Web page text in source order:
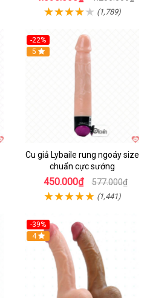
(1,789)
-22%
Hot
5
Cu giả Lybaile rung ngoáy size
chuẩn cực sướng
450.000₫ 577.000₫
(1,441)
-39%
Hot
4